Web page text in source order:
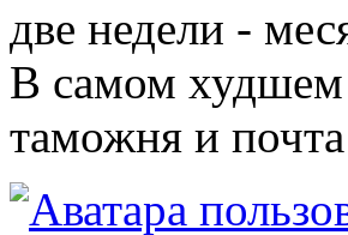
две недели -
В самом худшем
таможня и